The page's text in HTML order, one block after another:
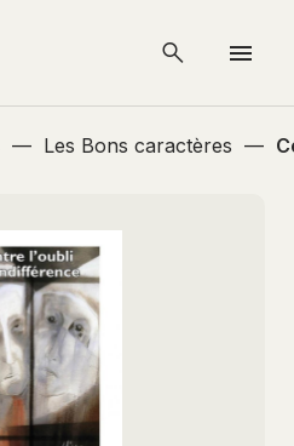
— Les Bons caractères —